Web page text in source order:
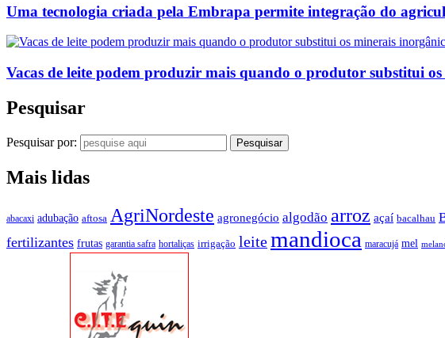
Uma tecnologia criada pela Embrapa permite integração do
Vacas de leite podem produzir mais quando o produtor substitui
Pesquisar
Pesquisar por:
Mais lidas
abacaxi adubação aftosa AgriNordeste agronegócio algodão arroz açaí bacalhau
fertilizantes frutas garantia safra hortaliças irrigação leitemandioca maracujá mel